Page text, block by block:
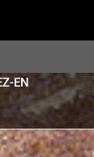
EN